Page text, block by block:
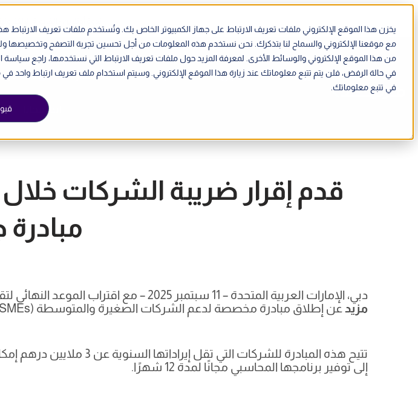
يخزن هذا الموقع الإلكتروني ملفات تعريف الارتباط على جهاز الكمبيوتر الخاص بك. وتُستخدم ملفات تعريف
مع موقعنا الإلكتروني والسماح لنا بتذكرك. نحن نستخدم هذه المعلومات من أجل تحسين تجربة التصفح وتخصيصها
من هذا الموقع الإلكتروني والوسائط الأخرى. لمعرفة المزيد حول ملفات تعريف الارتباط التي نستخدمها، راجع سياسة
في حالة الرفض، فلن يتم تتبع معلوماتك عند زيارة هذا الموقع الإلكتروني. وسيتم استخدام ملف تعريف ارتباط
في تتبع معلوماتك.
الميزات الحلول الموارد الأسعار حدد
ابدأ مجانا
مبادرة
دبي، الإمارات العربية المتحدة – 11 سبتمبر 2025 – مع اقتراب الموعد النهائي لتقديم إقرار ضريبة الشركات في الإمارات وهو 30 سبتمبر، أعلنت منصة
مزيدعن إطلاق مبادرة مخصصة لدعم الشركات الصغيرة والمتوسطة (SMEs).
إلى توفير برنامجها المحاسبي مجانًا لمدة 12 شهرًا.